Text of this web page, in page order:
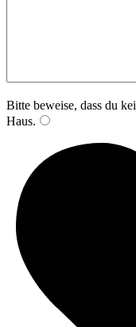
Bitte beweise, dass du
Haus.